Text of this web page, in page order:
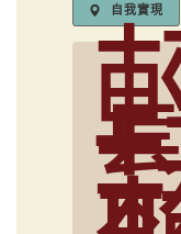
自我實現